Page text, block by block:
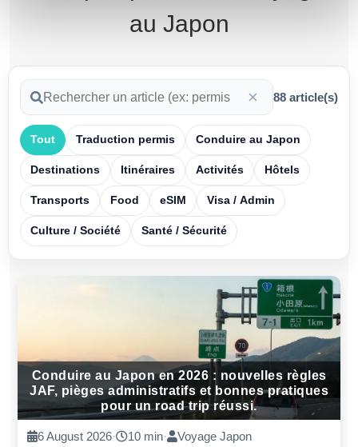
au Japon
× 88 article(s)
Tout Traduction permis Conduire au Japon
Destinations Itinéraires Activités Hôtels
Transports Food eSIM Visa / Admin
Culture / Société Santé / Sécurité
Conduire au Japon en 2026 : nouvelles règles
JAF, pièges administratifs et bonnes pratiques
pour un road trip réussi.
6 August 2026· 10 min· Voyage Japon